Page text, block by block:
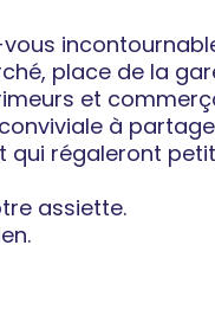
place de la
et
à
qui régaleront
assiette.